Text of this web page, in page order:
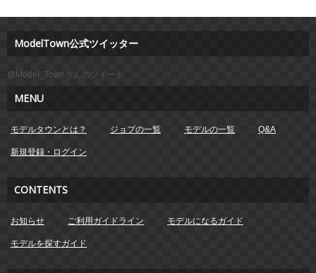
ModelTown公式ツイッター
@Model_Townさんのツイート
MENU
モデルタウンとは？ ジョブの一覧 モデルの一覧 Q&A
新規登録・ログイン
CONTENTS
お知らせ ご利用ガイドライン モデルになるガイド
モデルを探すガイド